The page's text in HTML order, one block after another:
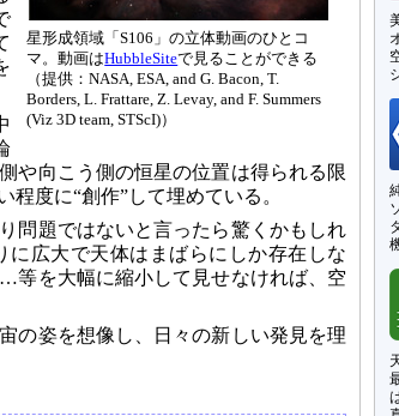
星形成領域「S106」の立体動画のひとコ
マ。動画はHubbleSiteで見ることができる
（提供：NASA, ESA, and G. Bacon, T.
Borders, L. Frattare, Z. Levay, and F. Summers
(Viz 3D team, STScI)）
や向こう側の恒星の位置は得られる限
度に“創作”して埋めている。
問題ではないと言ったら驚くかもしれ
広大で天体はまばらにしか存在しな
等を大幅に縮小して見せなければ、空
の姿を想像し、日々の新しい発見を理